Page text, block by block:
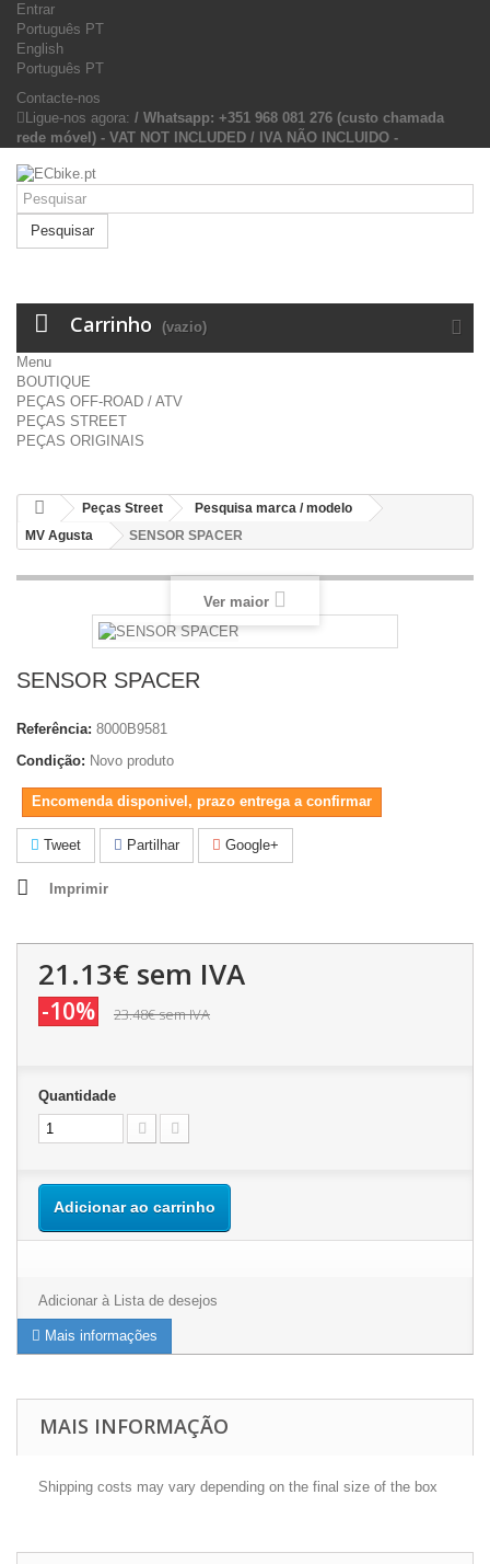
Entrar
Português PT
English
Português PT
Contacte-nos
Ligue-nos agora: / Whatsapp: +351 968 081 276 (custo chamada
rede móvel) - VAT NOT INCLUDED / IVA NÃO INCLUIDO -
Pesquisar
Carrinho (vazio)
Menu
BOUTIQUE
PEÇAS OFF-ROAD / ATV
PEÇAS STREET
PEÇAS ORIGINAIS
Peças Street
Pesquisa marca / modelo
MV Agusta
SENSOR SPACER
Ver maior
SENSOR SPACER
Referência: 8000B9581
Condição: Novo produto
Encomenda disponivel, prazo entrega a confirmar
Tweet Partilhar Google+
Imprimir
21.13€ sem IVA
-10% 23.48€sem IVA
Quantidade
Adicionar ao carrinho
Adicionar à Lista de desejos
Mais informações
MAIS INFORMAÇÃO
Shipping costs may vary depending on the final size of the box